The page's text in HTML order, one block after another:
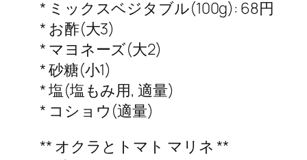
* ミックスベジタブル(100g): 68円
* お酢(大3)
* マヨネーズ(大2)
* 砂糖(小1)
* 塩(塩もみ用, 適量)
* コショウ(適量)
** オクラとトマト マリネ **